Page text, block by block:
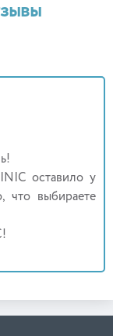
оставило у
что выбираете